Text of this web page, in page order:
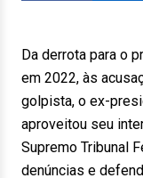
Da derrota para o
em 2022, às
golpista, o ex-
aproveitou seu
Supremo Tribunal
denúncias e